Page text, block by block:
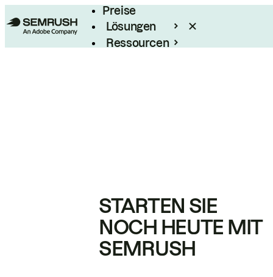
Preise
Lösungen
Ressourcen
STARTEN SIE
NOCH HEUTE MIT
SEMRUSH